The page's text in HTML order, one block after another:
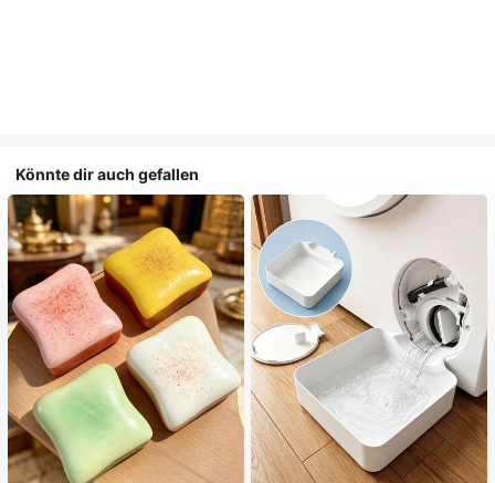
Könnte dir auch gefallen